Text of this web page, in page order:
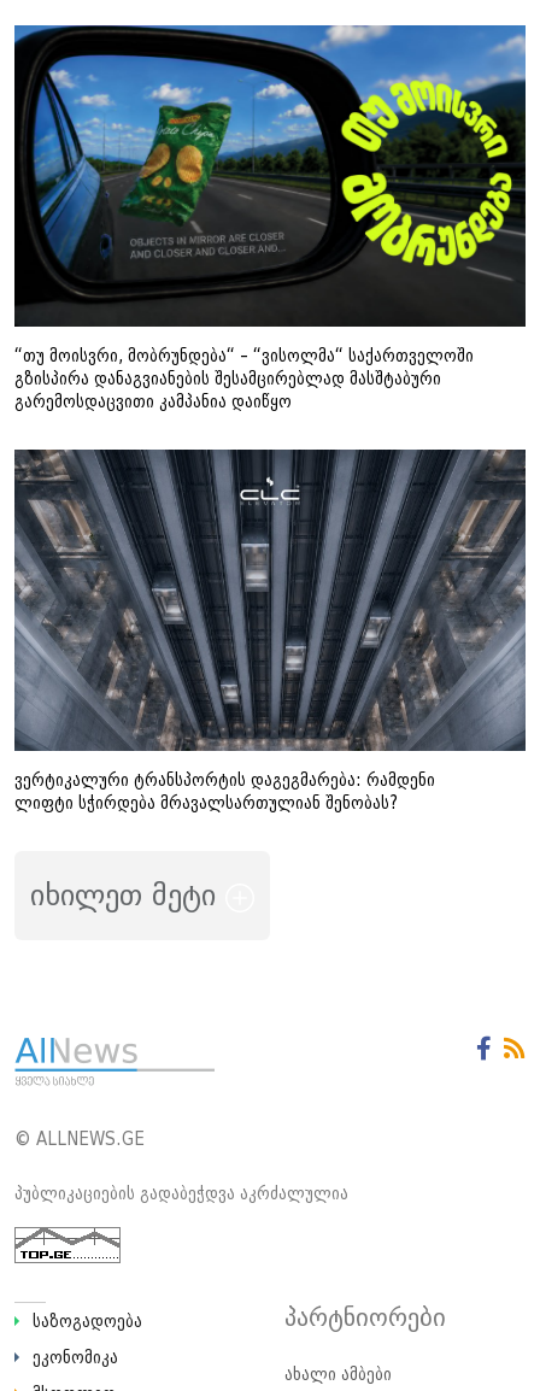
“თუ მოისვრი, მობრუნდება“ – “ვისოლმა“ საქართველოში
გზისპირა დანაგვიანების შესამცირებლად მასშტაბური
გარემოსდაცვითი კამპანია დაიწყო
ვერტიკალური ტრანსპორტის დაგეგმარება: რამდენი
ლიფტი სჭირდება მრავალსართულიან შენობას?
იხილეთ მეტი
© ALLNEWS.GE
პუბლიკაციების გადაბეჭდვა აკრძალულია
საზოგადოება
ეკონომიკა
პარტნიორები
ახალი ამბები